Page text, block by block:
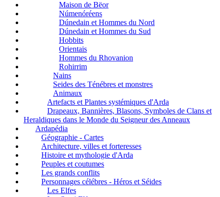
Maison de Bëor
Númenóréens
Dúnedain et Hommes du Nord
Dúnedain et Hommes du Sud
Hobbits
Orientais
Hommes du Rhovanion
Rohirrim
Nains
Seides des Ténébres et monstres
Animaux
Artefacts et Plantes systémiques d'Arda
Drapeaux, Bannières, Blasons, Symboles de Clans et
Heraldiques dans le Monde du Seigneur des Anneaux
Ardapédia
Géographie - Cartes
Architecture, villes et forteresses
Histoire et mythologie d'Arda
Peuples et coutumes
Les grands conflits
Personnages célébres - Héros et Séides
Les Elfes